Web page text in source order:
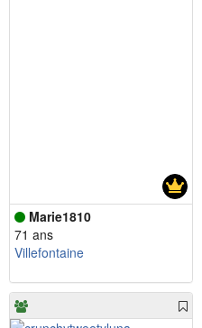
Marie1810
71 ans
Villefontaine